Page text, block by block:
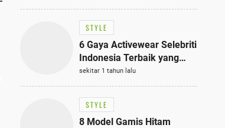
Langkah Sederhana
STYLE
6 Gaya Activewear Selebriti
Indonesia Terbaik yang
Bisa Jadi Inspirasi
Fashionmu
sekitar 1 tahun lalu
STYLE
8 Model Gamis Hitam